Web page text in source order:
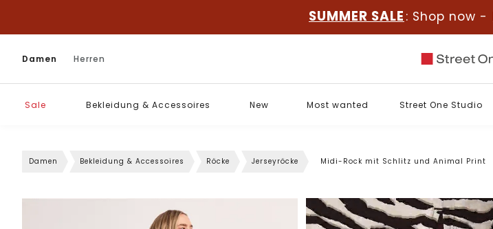
SUMMER SALE : Shop now -
Damen Herren
Sale Bekleidung & Accessoires New Most wanted Street One Studio
Damen Bekleidung & Accessoires Röcke Jerseyröcke Midi-Rock mit Schlitz und Animal Print